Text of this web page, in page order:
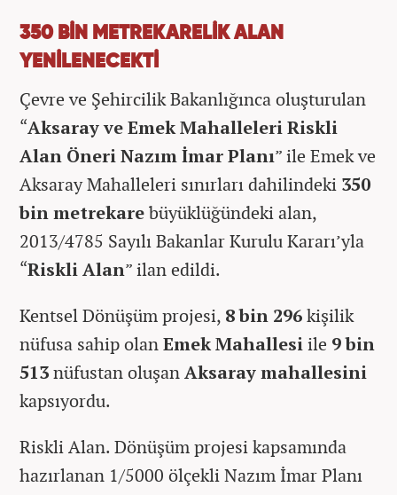
350 BİN METREKARELİK ALAN
YENİLENECEKTİ
Çevre ve Şehircilik Bakanlığınca oluşturulan
“Aksaray ve Emek Mahalleleri Riskli
Alan Öneri Nazım İmar Planı” ile Emek ve
Aksaray Mahalleleri sınırları dahilindeki 350
bin metrekarebüyüklüğündeki alan,
2013/4785 Sayılı Bakanlar Kurulu Kararı’yla
“Riskli Alan” ilan edildi.
Kentsel Dönüşüm projesi, 8 bin 296kişilik
nüfusa sahip olanEmek Mahallesiile 9 bin
513nüfustan oluşanAksaray mahallesini
kapsıyordu.
Riskli Alan. Dönüşüm projesi kapsamında
hazırlanan 1/5000 ölçekli Nazım İmar Planı